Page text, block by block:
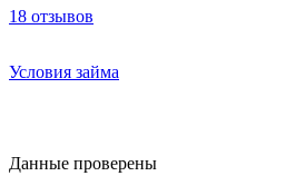
18 отзывов
Условия займа
Данные проверены